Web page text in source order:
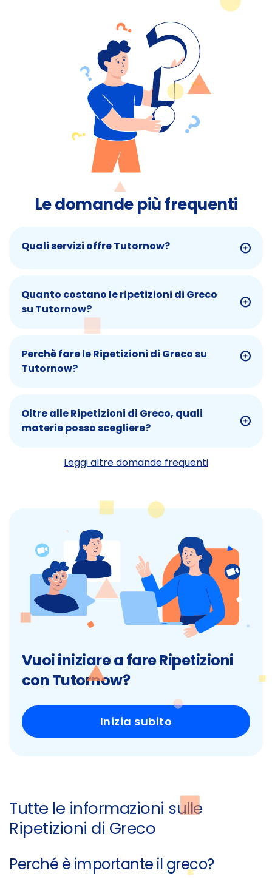
Le domande più frequenti
Quali servizi offre Tutornow?
Quanto costano le ripetizioni di Greco
su Tutornow?
Perchè fare le Ripetizioni di Greco su
Tutornow?
Oltre alle Ripetizioni di Greco, quali
materie posso scegliere?
Leggi altre domande frequenti
Vuoi iniziare a fare Ripetizioni
con Tutornow?
Inizia subito
Tutte le informazioni sulle
Ripetizioni di Greco
Perché è importante il greco?